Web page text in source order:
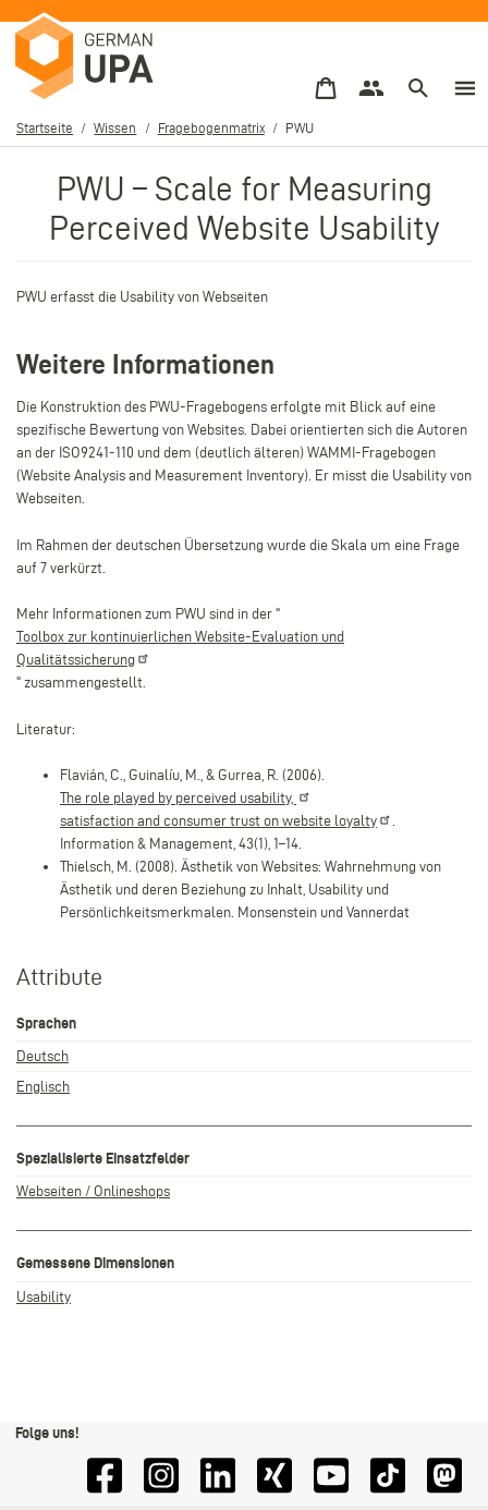
zum
Inhalt
Pfadnavigation
Startseite Wissen Fragebogenmatrix PWU
PWU – Scale for Measuring
Perceived Website Usability
PWU erfasst die Usability von Webseiten
Weitere Informationen
Die Konstruktion des PWU-Fragebogens erfolgte mit Blick auf eine
spezifische Bewertung von Websites. Dabei orientierten sich die Autoren
an der ISO9241-110 und dem (deutlich älteren) WAMMI-Fragebogen
(Website Analysis and Measurement Inventory). Er misst die Usability von
Webseiten.
Im Rahmen der deutschen Übersetzung wurde die Skala um eine Frage
auf 7 verkürzt.
Mehr Informationen zum PWU sind in der "
Toolbox zur kontinuierlichen Website-Evaluation und
Qualitätssicherung
" zusammengestellt.
Literatur:
Flavián, C., Guinalíu, M., & Gurrea, R. (2006).
The role played by perceived usability,
satisfaction and consumer trust on website loyalty
.
Information & Management, 43(1), 1–14.
Thielsch, M. (2008). Ästhetik von Websites: Wahrnehmung von
Ästhetik und deren Beziehung zu Inhalt, Usability und
Persönlichkeitsmerkmalen. Monsenstein und Vannerdat
Attribute
Sprachen
Deutsch
Englisch
Spezialisierte Einsatzfelder
Webseiten / Onlineshops
Gemessene Dimensionen
Usability
Folge uns!